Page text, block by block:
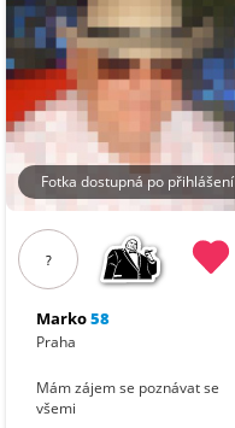
Fotka dostupná po přihlášení
?
Marko58
Praha
Mám zájem se poznávat se
všemi